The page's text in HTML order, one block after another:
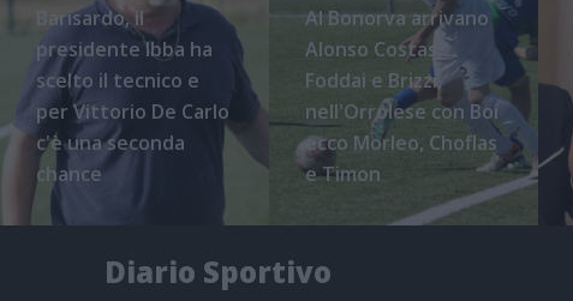
Barisardo, il
presidente Ibba ha
scelto il tecnico e
per Vittorio De Carlo
c'è una seconda
chance
Al Bonorva arrivano
Alonso Costas,
Foddai e Brizzi,
nell'Orrolese con Boi
ecco Morleo, Choflas
e Timon
Diario Sportivo